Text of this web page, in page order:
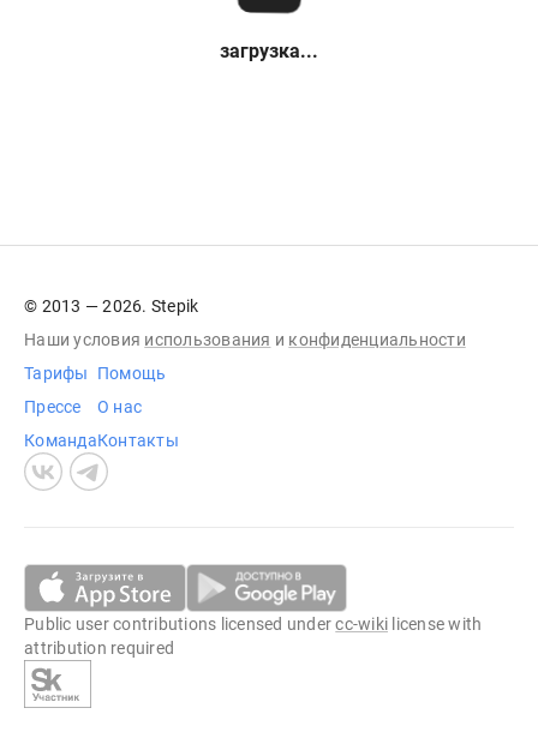
загрузка...
© 2013 — 2026. Stepik
Наши условия использования и конфиденциальности
Тарифы
Прессе
Команда
Помощь
О нас
Контакты
Public user contributions licensed undercc-wiki license with
attribution required